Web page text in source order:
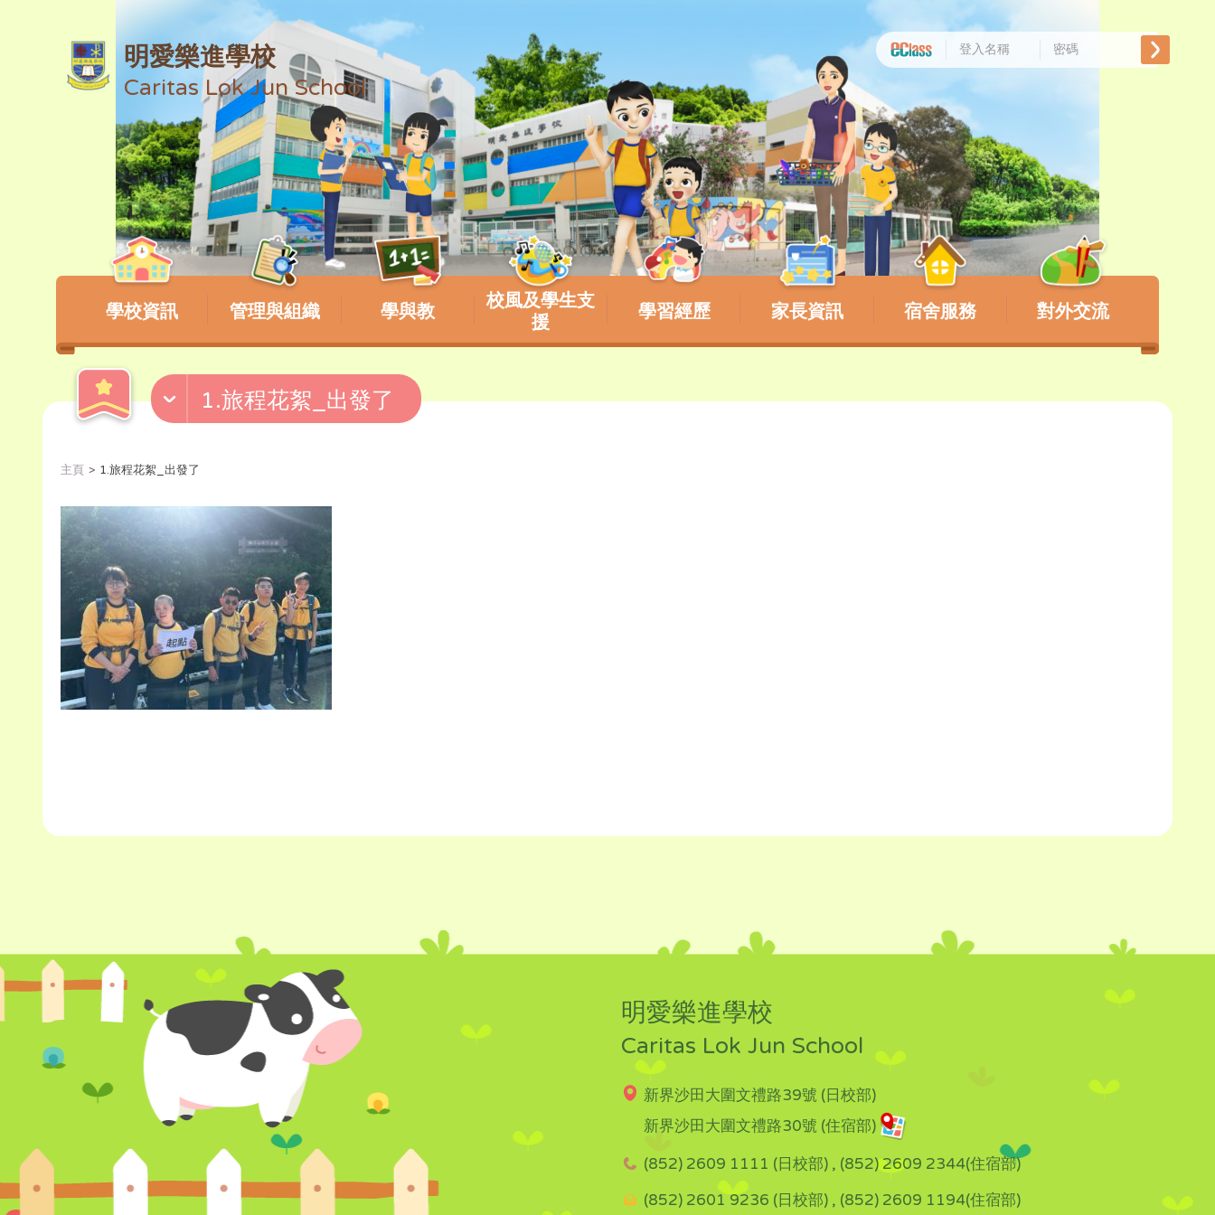
明愛樂進學校
Caritas Lok Jun School
學校資訊 管理與組織 學與教
校風及學生支
援
學習經歷 家長資訊 宿舍服務 對外交流
1.旅程花絮_出發了
主頁 1.旅程花絮_出發了
明愛樂進學校
Caritas Lok Jun School
新界沙田大圍文禮路39號 (日校部)
新界沙田大圍文禮路30號 (住宿部)
(852) 2609 1111 (日校部) , (852) 2609 2344(住宿部)
(852) 2601 9236 (日校部) , (852) 2609 1194(住宿部)